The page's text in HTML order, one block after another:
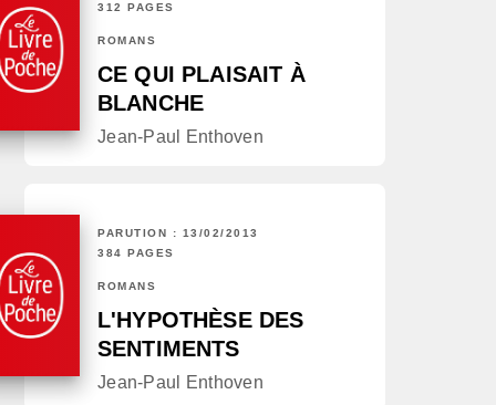
312 PAGES
ROMANS
CE QUI PLAISAIT À
BLANCHE
Jean-Paul Enthoven
PARUTION : 13/02/2013
384 PAGES
ROMANS
L'HYPOTHÈSE DES
SENTIMENTS
Jean-Paul Enthoven